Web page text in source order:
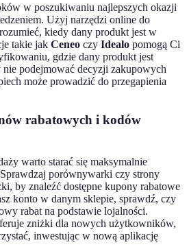
w poszukiwaniu najlepszych okazji
Użyj narzędzi online do
kiedy dany produkt jest w
takie jak Ceneo czy Idealo pomogą Ci
gdzie dany produkt jest
nie podejmować decyzji zakupowych
może prowadzić do przegapienia
rabatowych i kodów
warto starać się maksymalnie
porównywarki czy strony
by znaleźć dostępne kupony rabatowe
konto w danym sklepie, sprawdź, czy
rabat na podstawie lojalności.
zniżki dla nowych użytkowników,
inwestując w nową aplikację